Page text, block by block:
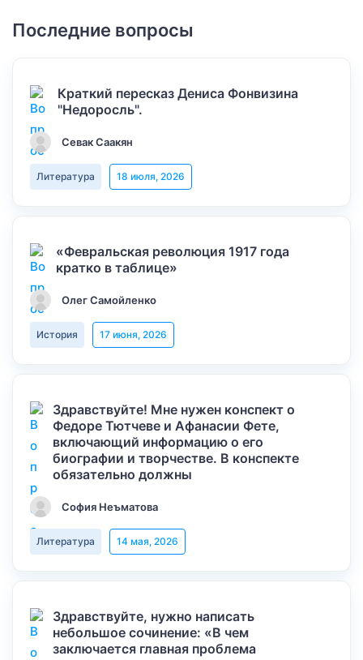
Последние вопросы
Краткий пересказ Дениса Фонвизина
"Недоросль".
Севак Саакян
Литература 18 июля, 2026
«Февральская революция 1917 года
кратко в таблице»
Олег Самойленко
История 17 июня, 2026
Здравствуйте! Мне нужен конспект о
Федоре Тютчеве и Афанасии Фете,
включающий информацию о его
биографии и творчестве. В конспекте
обязательно должны
София Неъматова
Литература 14 мая, 2026
Здравствуйте, нужно написать
небольшое сочинение: «В чем
заключается главная проблема